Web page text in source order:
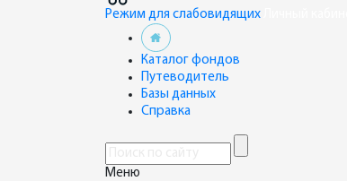
Режим для слабовидящих
Каталог фондов
Путеводитель
Базы данных
Справка
Меню